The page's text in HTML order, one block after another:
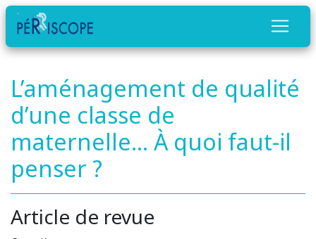
L’aménagement de qualité
d’une classe de
maternelle... À quoi faut-il
penser ?
Article de revue